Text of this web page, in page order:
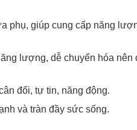
giúp cung cấp năng
lượng, dễ chuyển hóa
đối, tự tin, năng động.
và tràn đầy sức sống.